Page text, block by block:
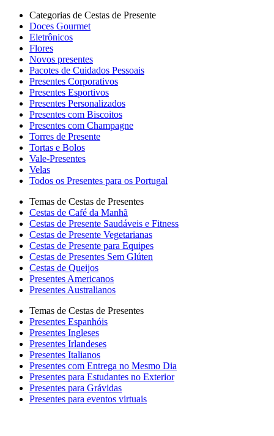
Categorias de Cestas de Presente
Doces Gourmet
Eletrônicos
Flores
Novos presentes
Pacotes de Cuidados Pessoais
Presentes Corporativos
Presentes Esportivos
Presentes Personalizados
Presentes com Biscoitos
Presentes com Champagne
Torres de Presente
Tortas e Bolos
Vale-Presentes
Velas
Todos os Presentes para os Portugal
Temas de Cestas de Presentes
Cestas de Café da Manhã
Cestas de Presente Saudáveis e Fitness
Cestas de Presente Vegetarianas
Cestas de Presente para Equipes
Cestas de Presentes Sem Glúten
Cestas de Queijos
Presentes Americanos
Presentes Australianos
Temas de Cestas de Presentes
Presentes Espanhóis
Presentes Ingleses
Presentes Irlandeses
Presentes Italianos
Presentes com Entrega no Mesmo Dia
Presentes para Estudantes no Exterior
Presentes para Grávidas
Presentes para eventos virtuais